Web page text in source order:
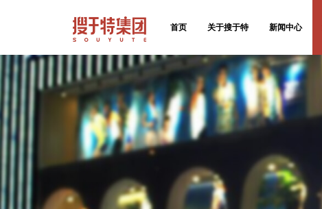
首页 关于搜于特 新闻中心